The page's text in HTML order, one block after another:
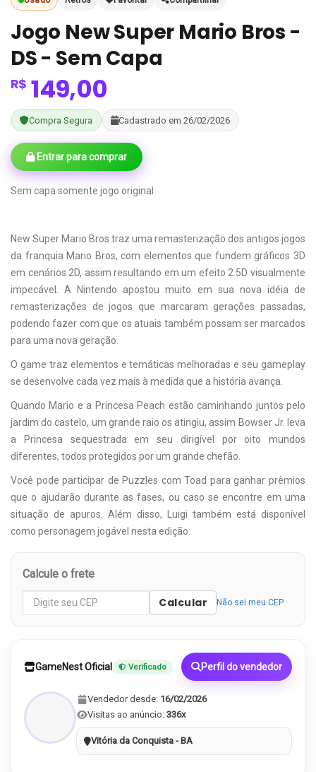
Jogo New Super Mario Bros -
DS - Sem Capa
R$ 149,00
Compra Segura Cadastrado em 26/02/2026
Entrar para comprar
Sem capa somente jogo original
New Super Mario Bros traz uma remasterização dos antigos jogos
da franquia Mario Bros, com elementos que fundem gráficos 3D
em cenários 2D, assim resultando em um efeito 2.5D visualmente
impecável. A Nintendo apostou muito em sua nova idéia de
remasterizações de jogos que marcaram gerações passadas,
podendo fazer com que os atuais também possam ser marcados
para uma nova geração.
O game traz elementos e temáticas melhoradas e seu gameplay
se desenvolve cada vez mais à medida que a história avança.
Quando Mario e a Princesa Peach estão caminhando juntos pelo
jardim do castelo, um grande raio os atingiu, assim Bowser Jr. leva
a Princesa sequestrada em seu dirigível por oito mundos
diferentes, todos protegidos por um grande chefão.
Você pode participar de Puzzles com Toad para ganhar prêmios
que o ajudarão durante as fases, ou caso se encontre em uma
situação de apuros. Além disso, Luigi também está disponível
como personagem jogável nesta edição.
Calcule o frete
Calcular Não sei meu CEP
GameNest Oficial Verificado Perfil do vendedor
Vendedor desde: 16/02/2026
Visitas ao anúncio: 336x
Vitória da Conquista - BA